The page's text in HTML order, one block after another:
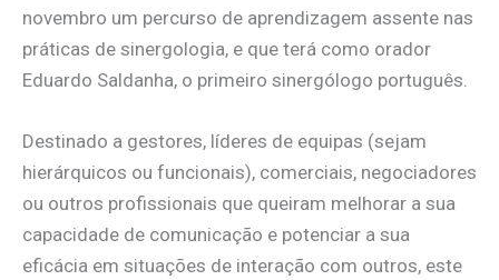
novembro um percurso de aprendizagem assente nas
práticas de sinergologia, e que terá como orador
Eduardo Saldanha, o primeiro sinergólogo português.
Destinado a gestores, líderes de equipas (sejam
hierárquicos ou funcionais), comerciais, negociadores
ou outros profissionais que queiram melhorar a sua
capacidade de comunicação e potenciar a sua
eficácia em situações de interação com outros, este